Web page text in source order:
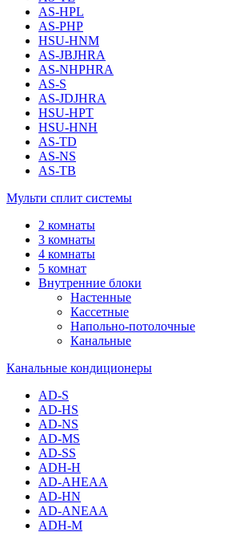
AS-HPL
AS-PHP
HSU-HNM
AS-JBJHRA
AS-NHPHRA
AS-S
AS-JDJHRA
HSU-HPT
HSU-HNH
AS-TD
AS-NS
AS-TB
Мульти сплит системы
2 комнаты
3 комнаты
4 комнаты
5 комнат
Внутренние блоки
Настенные
Кассетные
Напольно-потолочные
Канальные
Канальные кондиционеры
AD-S
AD-HS
AD-NS
AD-MS
AD-SS
ADH-H
AD-AHEAA
AD-HN
AD-ANEAA
ADH-M